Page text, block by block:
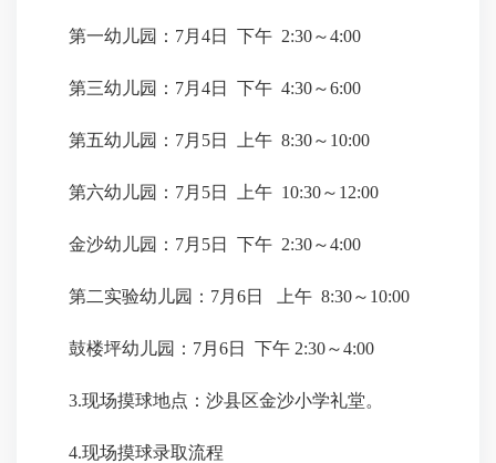
第一幼儿园：7月4日 下午 2:30～4:00
第三幼儿园：7月4日 下午 4:30～6:00
第五幼儿园：7月5日 上午 8:30～10:00
第六幼儿园：7月5日 上午 10:30～12:00
金沙幼儿园：7月5日 下午 2:30～4:00
第二实验幼儿园：7月6日 上午 8:30～10:00
鼓楼坪幼儿园：7月6日 下午 2:30～4:00
3.现场摸球地点：沙县区金沙小学礼堂。
4.现场摸球录取流程